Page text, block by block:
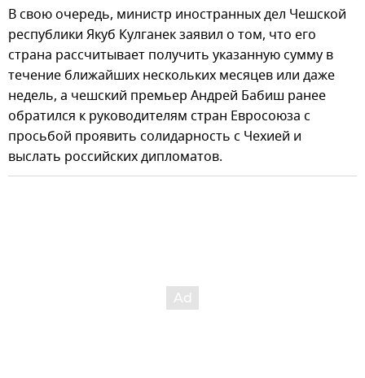
В свою очередь, министр иностранных дел Чешской
республики Якуб Кулганек заявил о том, что его
страна рассчитывает получить указанную сумму в
течение ближайших нескольких месяцев или даже
недель, а чешский премьер Андрей Бабиш ранее
обратился к руководителям стран Евросоюза с
просьбой проявить солидарность с Чехией и
выслать российских дипломатов.